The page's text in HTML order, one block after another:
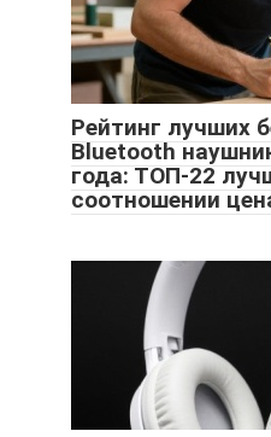
Рейтинг лучших
Bluetooth
года: ТОП-22
соотношении